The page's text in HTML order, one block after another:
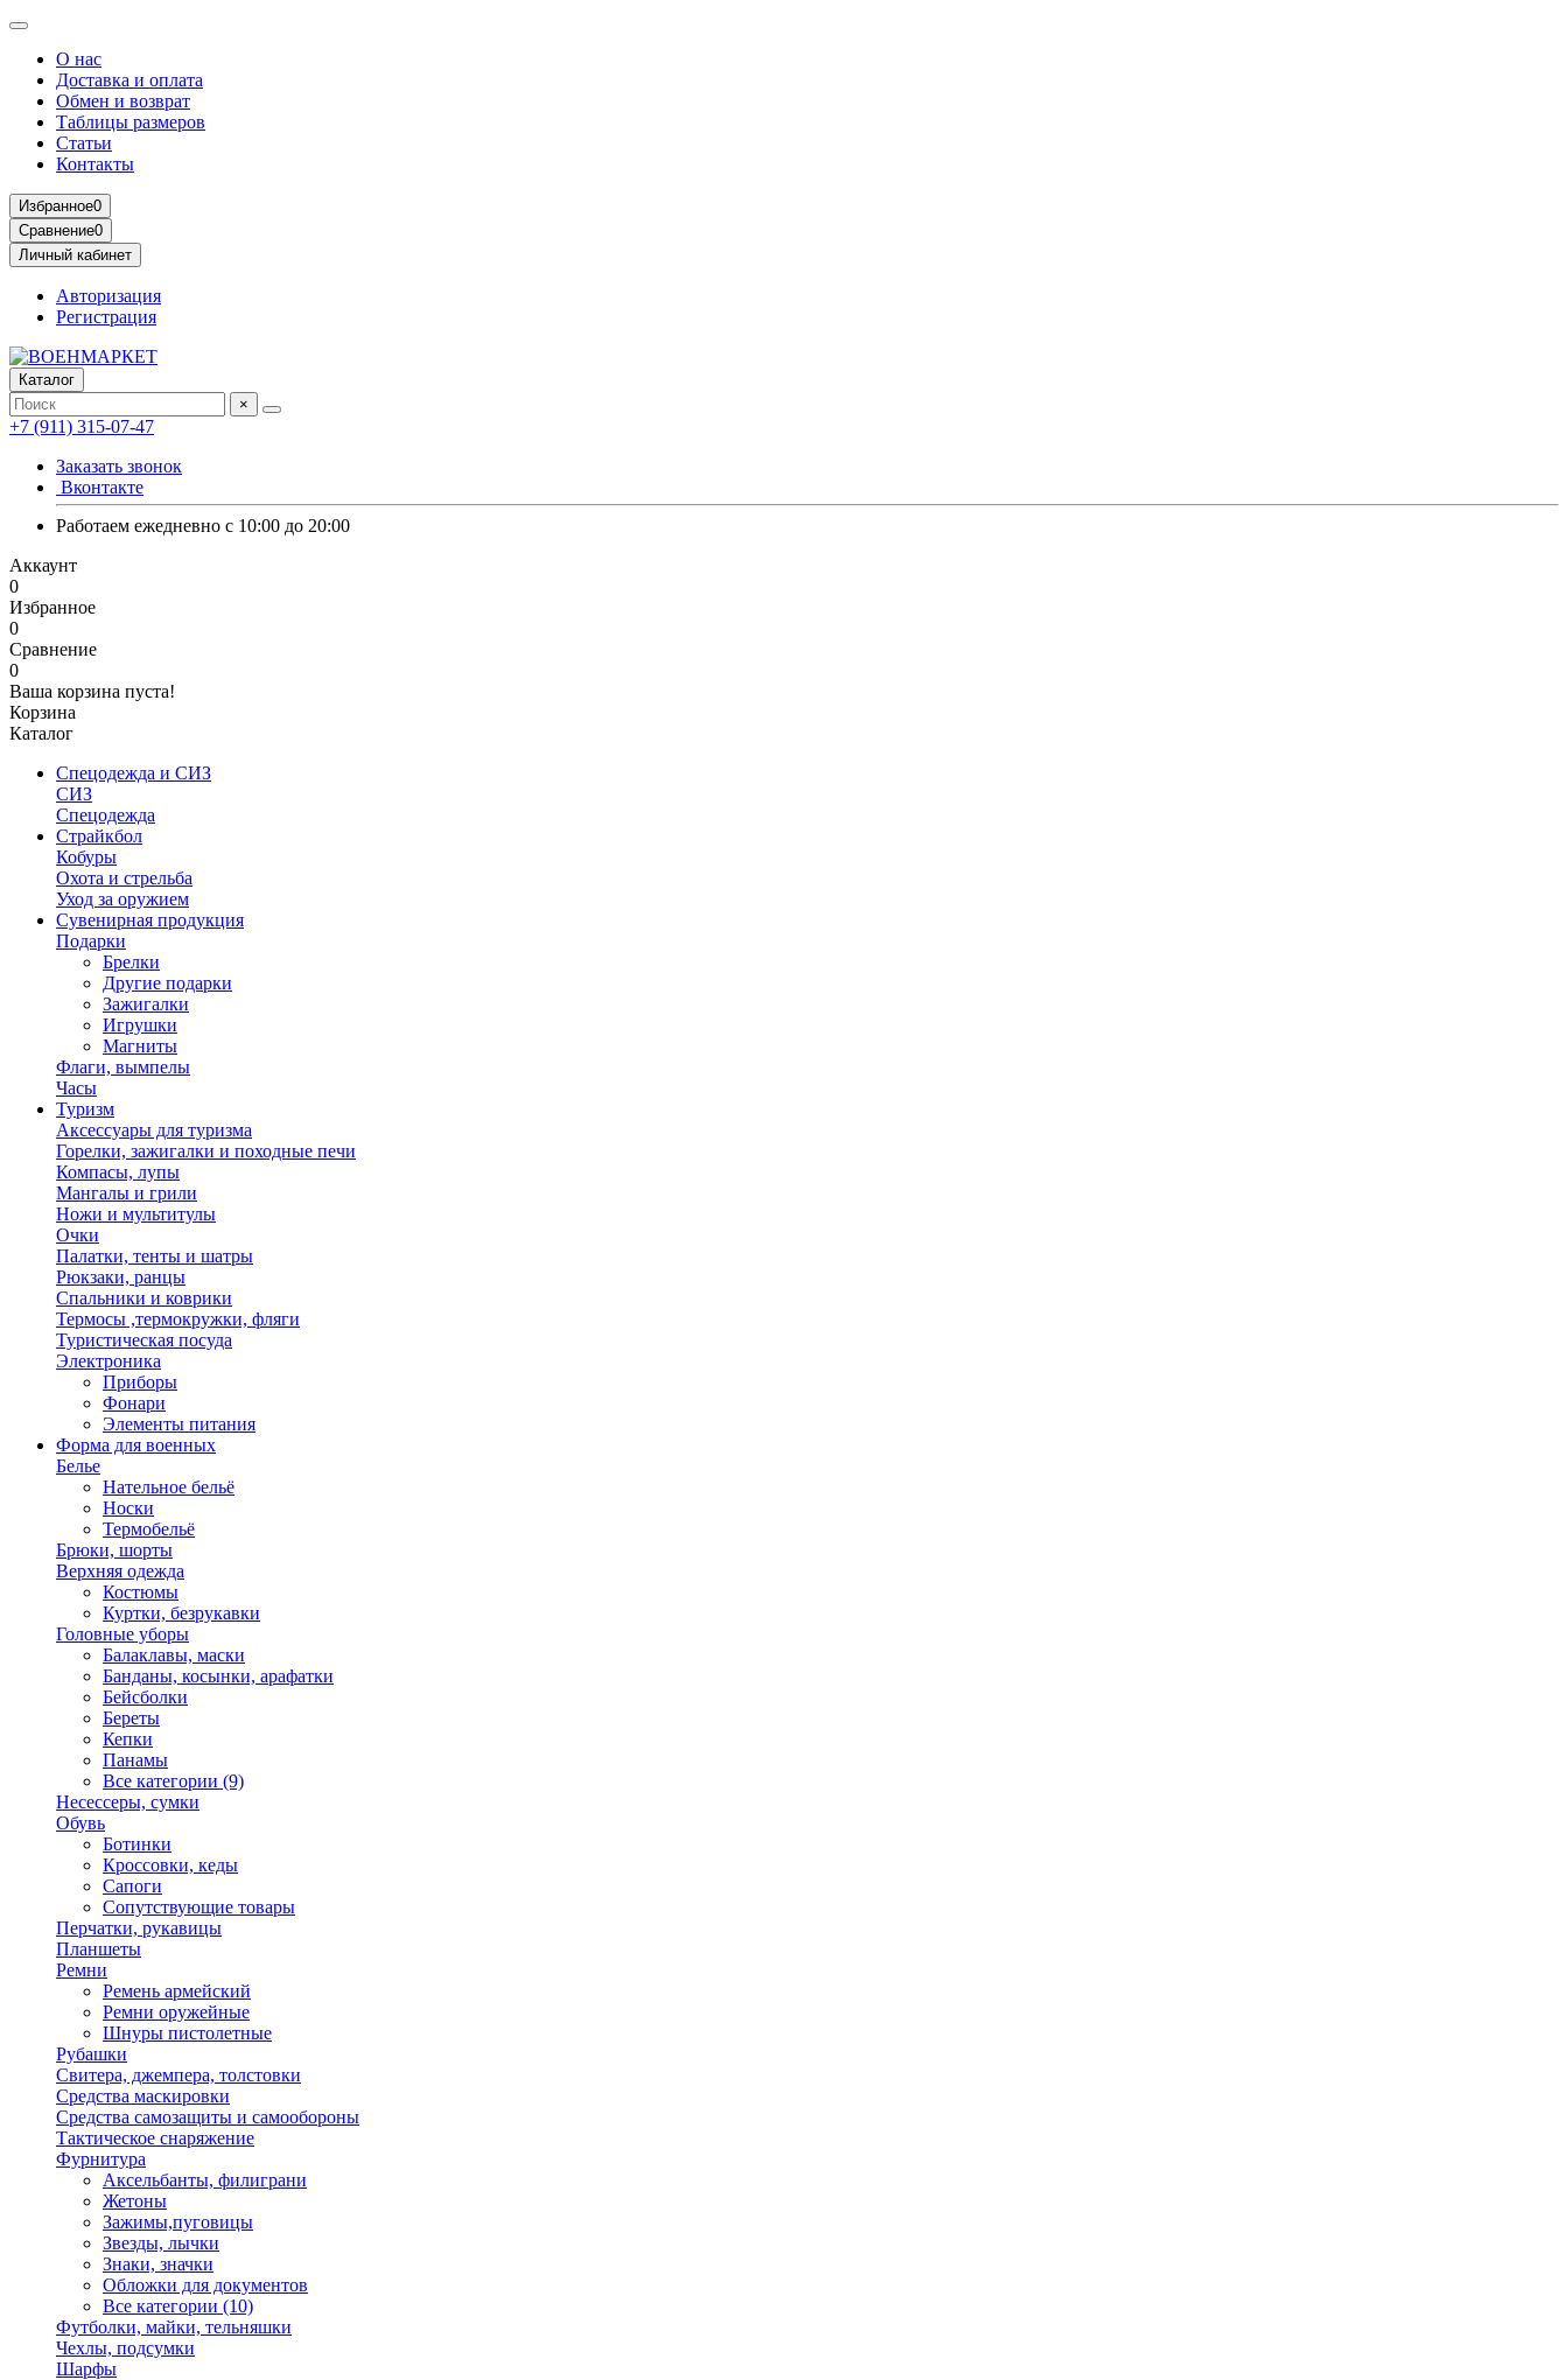
О нас
Доставка и оплата
Обмен и возврат
Таблицы размеров
Статьи
Контакты
Избранное0
Сравнение0
Личный кабинет
Авторизация
Регистрация
Каталог
×
+7 (911) 315-07-47
Заказать звонок
Вконтакте
Работаем ежедневно с 10:00 до 20:00
Аккаунт
0
Избранное
0
Сравнение
0
Ваша корзина пуста!
Корзина
Каталог
Спецодежда и СИЗ
СИЗ
Спецодежда
Страйкбол
Кобуры
Охота и стрельба
Уход за оружием
Сувенирная продукция
Подарки
Брелки
Другие подарки
Зажигалки
Игрушки
Магниты
Флаги, вымпелы
Часы
Туризм
Аксессуары для туризма
Горелки, зажигалки и походные печи
Компасы, лупы
Мангалы и грили
Ножи и мультитулы
Очки
Палатки, тенты и шатры
Рюкзаки, ранцы
Спальники и коврики
Термосы ,термокружки, фляги
Туристическая посуда
Электроника
Приборы
Фонари
Элементы питания
Форма для военных
Белье
Нательное бельё
Носки
Термобельё
Брюки, шорты
Верхняя одежда
Костюмы
Куртки, безрукавки
Головные уборы
Балаклавы, маски
Банданы, косынки, арафатки
Бейсболки
Береты
Кепки
Панамы
Все категории (9)
Несессеры, сумки
Обувь
Ботинки
Кроссовки, кеды
Сапоги
Сопутствующие товары
Перчатки, рукавицы
Планшеты
Ремни
Ремень армейский
Ремни оружейные
Шнуры пистолетные
Рубашки
Свитера, джемпера, толстовки
Средства маскировки
Средства самозащиты и самообороны
Тактическое снаряжение
Фурнитура
Аксельбанты, филиграни
Жетоны
Зажимы,пуговицы
Звезды, лычки
Знаки, значки
Обложки для документов
Все категории (10)
Футболки, майки, тельняшки
Чехлы, подсумки
Шарфы